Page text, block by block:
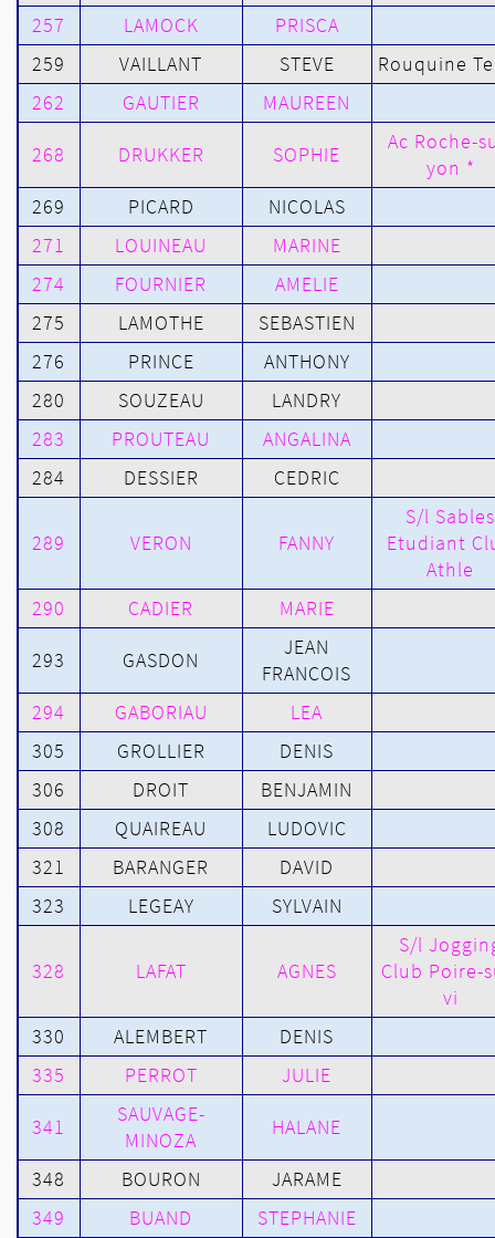
257
LAMOCK
PRISCA
259
VAILLANT STEVE
Rouquine
262
GAUTIER MAUREEN
268 DRUKKER SOPHIE
Ac Roche-
yon *
269
PICARD
NICOLAS
271
LOUINEAU
MARINE
274
FOURNIER
AMELIE
275
LAMOTHE
SEBASTIEN
276
PRINCE
ANTHONY
280
SOUZEAU
LANDRY
283
PROUTEAU
ANGALINA
284
DESSIER CEDRIC
289 VERON FANNY
S/l Sables
Etudiant
Athle
290
CADIER MARIE
293 GASDON
JEAN
FRANCOIS
294
GABORIAU
LEA
305
GROLLIER
DENIS
306
DROIT
BENJAMIN
308
QUAIREAU
LUDOVIC
321
BARANGER
DAVID
323
LEGEAY SYLVAIN
328 LAFAT AGNES
S/l
Club Poire-
vi
330
ALEMBERT
DENIS
335
PERROT JULIE
341
SAUVAGE-
MINOZA
HALANE
348 BOURON
JARAME
349
BUAND
STEPHANIE